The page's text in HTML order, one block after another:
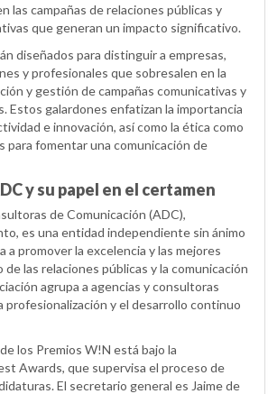
las campañas de relaciones públicas y
que generan un impacto significativo.
diseñados para distinguir a empresas,
y profesionales que sobresalen en la
y gestión de campañas comunicativas y
Estos galardones enfatizan la importancia
e innovación, así como la ética como
para fomentar una comunicación de
y su papel en el certamen
de Comunicación (ADC),
es una entidad independiente sin ánimo
a promover la excelencia y las mejores
las relaciones públicas y la comunicación
agrupa a agencias y consultoras
profesionalización y el desarrollo continuo
los Premios W!N está bajo la
Awards, que supervisa el proceso de
El secretario general es Jaime de